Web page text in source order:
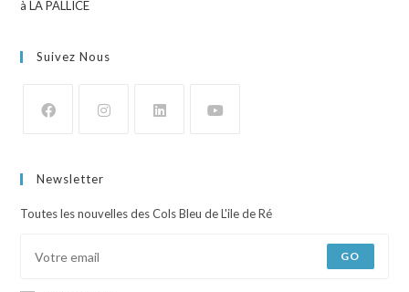
Suivez Nous
Newsletter
Toutes les nouvelles des Cols Bleu de L'ile de Ré
GO